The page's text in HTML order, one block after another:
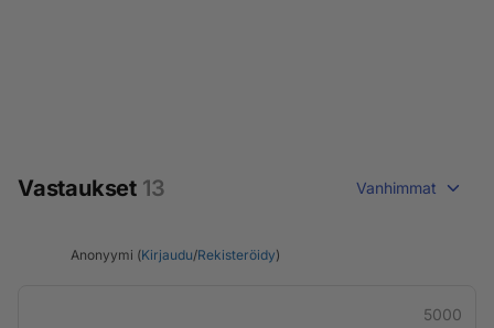
Vastaukset 13 Vanhimmat
Anonyymi (Kirjaudu/Rekisteröidy)
5000